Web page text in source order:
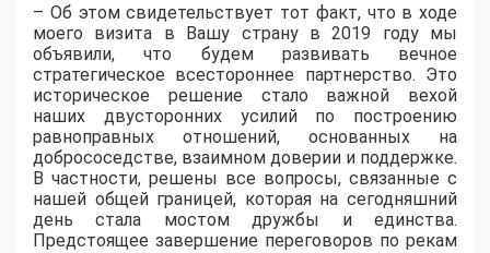
– Об этом свидетельствует тот факт, что в ходе
моего визита в Вашу страну в 2019 году мы
объявили, что будем развивать вечное
стратегическое всестороннее партнерство. Это
историческое решение стало важной вехой
наших двусторонних усилий по построению
равноправных отношений, основанных на
добрососедстве, взаимном доверии и поддержке.
В частности, решены все вопросы, связанные с
нашей общей границей, которая на сегодняшний
день стала мостом дружбы и единства.
Предстоящее завершение переговоров по рекам